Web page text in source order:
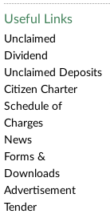
Useful Links
Unclaimed
Dividend
Unclaimed Deposits
Citizen Charter
Schedule of
Charges
News
Forms &
Downloads
Advertisement
Tender